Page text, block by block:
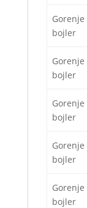
Gorenje
bojler
Gorenje
bojler
Gorenje
bojler
Gorenje
bojler
Gorenje
bojler